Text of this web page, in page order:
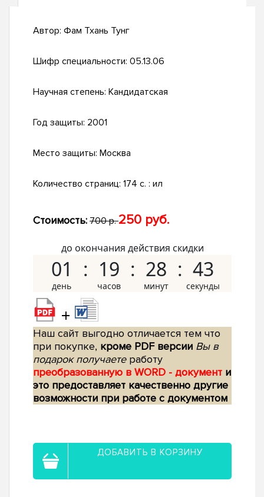
Автор: Фам Тхань Тунг
Шифр специальности: 05.13.06
Научная степень: Кандидатская
Год защиты: 2001
Место защиты: Москва
Количество страниц: 174 с. : ил
Стоимость: 700 р.250 руб.
до окончания действия скидки
01 19 28 42
+
Наш сайт выгодно отличается тем что
при покупке, кроме PDF версии Вы в
подарок получаетеработу
преобразованную в WORD - документ и
это предоставляет качественно другие
возможности при работе с документом
ДОБАВИТЬ В КОРЗИНУ